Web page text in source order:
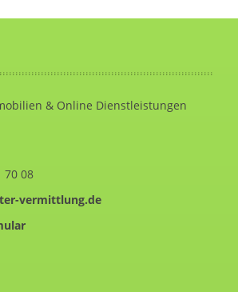
& Online Dienstleistungen
70 08
vermittlung.de